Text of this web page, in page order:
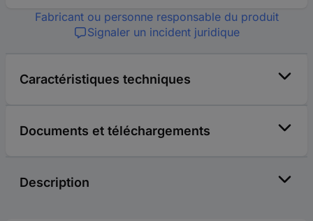
Fabricant ou personne responsable du produit
Signaler un incident juridique
Caractéristiques techniques
Documents et téléchargements
Description